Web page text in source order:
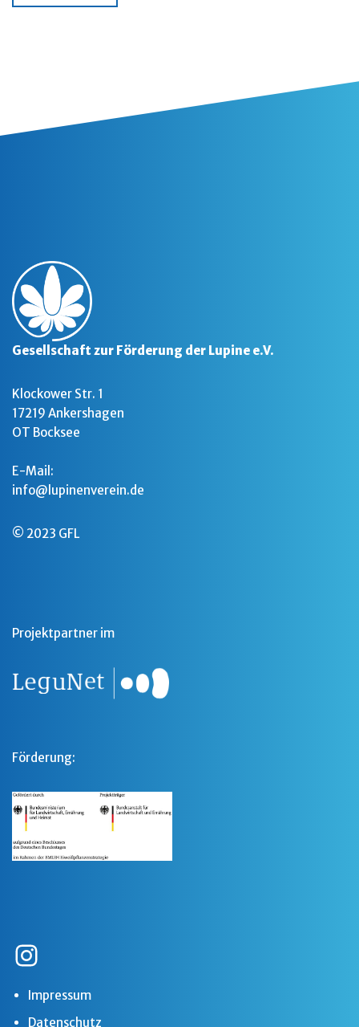
Gesellschaft zur Förderung der Lupine e.V.
Klockower Str. 1
17219 Ankershagen
OT Bocksee
E-Mail:
info@lupinenverein.de
© 2023 GFL
Projektpartner im
Förderung:
Impressum
Datenschutz